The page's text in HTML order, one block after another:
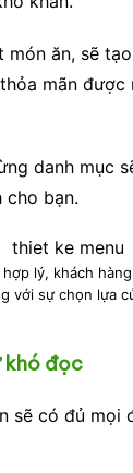
món ăn, sẽ
mãn được
danh mục
cho bạn.
lý, khách
với sự chọn lựa
khó đọc
sẽ có đủ mọi